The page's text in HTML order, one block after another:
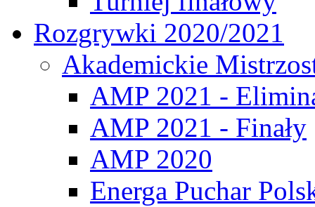
Rozgrywki 2020/2021
Akademickie
AMP 2021 -
AMP 2021 - Finały
AMP 2020
Energa Puchar